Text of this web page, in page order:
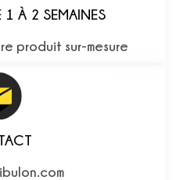
1 À 2 SEMAINES
produit sur-mesure